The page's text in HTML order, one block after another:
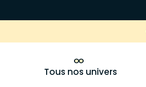
Tous nos univers